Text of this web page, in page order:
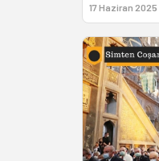
17 Haziran 2025